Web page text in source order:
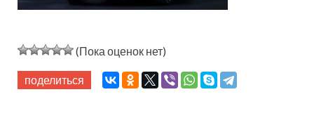
(Пока оценок нет)
поделиться